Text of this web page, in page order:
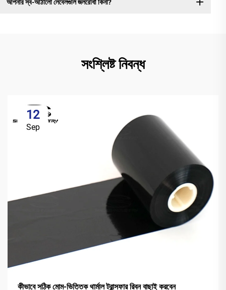
আপনার স্ব-আঠালো লেবেলগুলি জলরোধী কিনা?
সংশ্লিষ্ট নিবন্ধ
12
Sep
কীভাবে সঠিক মোম-ভিত্তিক থার্মাল ট্রান্সফার রিবন বাছাই করবেন